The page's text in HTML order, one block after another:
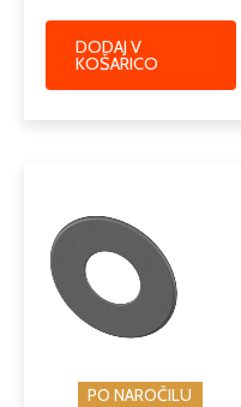
DODAJ V
KOŠARICO
PO NAROČILU